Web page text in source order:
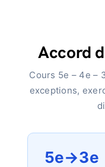
CollègeAccord
Cours 5e – 4e –
exceptions,
5e→3e